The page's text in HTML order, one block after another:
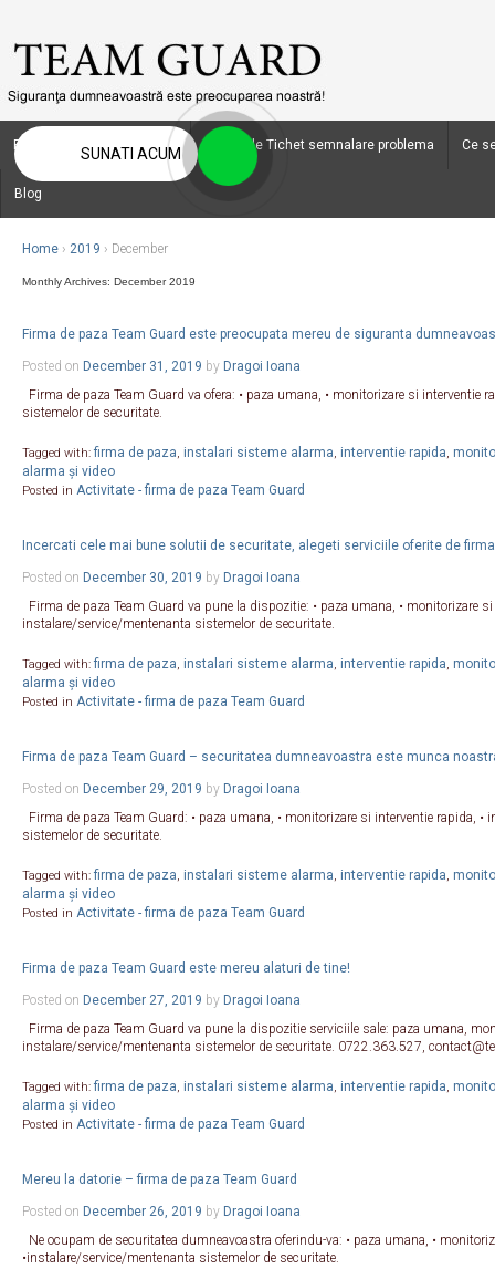
Firma de paza Team Guard Deschide Tichet semnalare problema Ce
Blog
Home › 2019 › December
Monthly Archives: December 2019
Firma de paza Team Guard este preocupata mereu de siguranta
Posted on December 31, 2019 by Dragoi Ioana
Firma de paza Team Guard va ofera: • paza umana, • monitorizare si interventie
sistemelor de securitate.
Tagged with: firma de paza, instalari sisteme alarma, interventie rapida,
alarma și video
Posted in Activitate - firma de paza Team Guard
Incercati cele mai bune solutii de securitate, alegeti serviciile oferite de
Posted on December 30, 2019 by Dragoi Ioana
Firma de paza Team Guard va pune la dispozitie: • paza umana, • monitorizare
instalare/service/mentenanta sistemelor de securitate.
Tagged with: firma de paza, instalari sisteme alarma, interventie rapida,
alarma și video
Posted in Activitate - firma de paza Team Guard
Firma de paza Team Guard – securitatea dumneavoastra este munca
Posted on December 29, 2019 by Dragoi Ioana
Firma de paza Team Guard: • paza umana, • monitorizare si interventie rapida,
sistemelor de securitate.
Tagged with: firma de paza, instalari sisteme alarma, interventie rapida,
alarma și video
Posted in Activitate - firma de paza Team Guard
Firma de paza Team Guard este mereu alaturi de tine!
Posted on December 27, 2019 by Dragoi Ioana
Firma de paza Team Guard va pune la dispozitie serviciile sale: paza umana,
instalare/service/mentenanta sistemelor de securitate. 0722.363.527,
Tagged with: firma de paza, instalari sisteme alarma, interventie rapida,
alarma și video
Posted in Activitate - firma de paza Team Guard
Mereu la datorie – firma de paza Team Guard
Posted on December 26, 2019 by Dragoi Ioana
Ne ocupam de securitatea dumneavoastra oferindu-va: • paza umana, •
•instalare/service/mentenanta sistemelor de securitate.
SUNATI ACUM